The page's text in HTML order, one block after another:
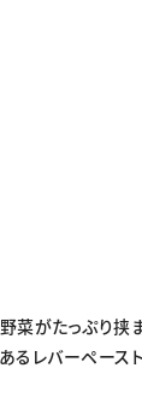
菜がたっぷり挟
るレバーペース